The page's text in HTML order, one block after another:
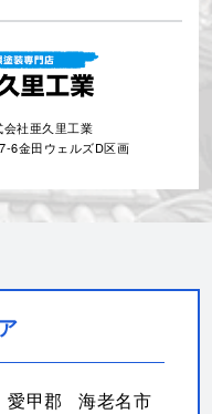
社亜久里工業
6金田ウェルズD区画
愛甲郡
海老名市